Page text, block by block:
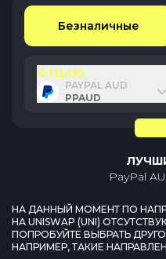
Безналичные
ОТДАЮ
PAYPAL AUD
PPAUD
PayPal
НА ДАННЫЙ МОМЕНТ ПО
НА UNISWAP (UNI)
ПОПРОБУЙТЕ ВЫБРАТЬ
НАПРИМЕР, ТАКИЕ